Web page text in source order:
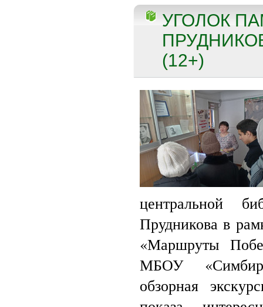
УГОЛОК
(12+)
Прудникова в
«Маршруты
МБОУ
обзорная